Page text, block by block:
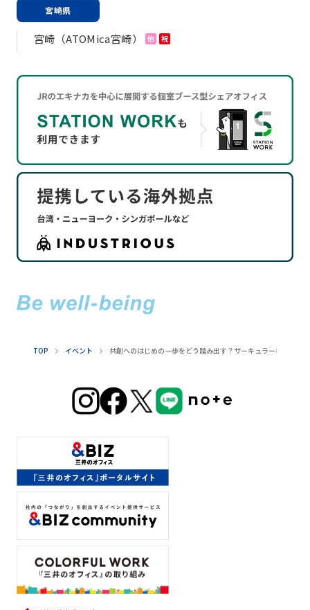
宮崎県
宮崎（ATOMica宮崎） 他 祝
TOP イベント 共創へのはじめの一歩をどう踏み出す？サーキュラーな事業の